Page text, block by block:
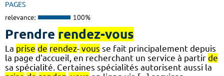
PAGES
relevance: 100%
Prendre rendez-vous
La prise de rendez- vous se fait principalement depuis
la page d'accueil, en recherchant un service à partir de
sa spécialité. Certaines spécialités autorisent aussi la